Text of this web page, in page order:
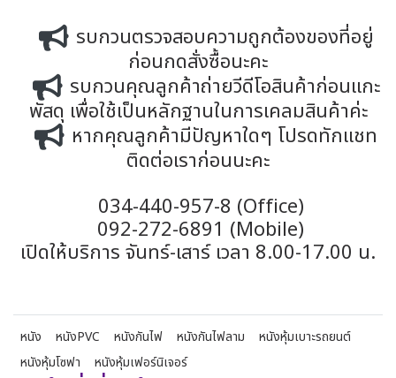
รบกวนตรวจสอบความถูกต้องของที่อยู่
ก่อนกดสั่งซื้อนะคะ
รบกวนคุณลูกค้าถ่ายวีดีโอสินค้าก่อนแกะ
พัสดุ เพื่อใช้เป็นหลักฐานในการเคลมสินค้าค่ะ
หากคุณลูกค้ามีปัญหาใดๆ โปรดทักแชท
ติดต่อเราก่อนนะคะ
034-440-957-8 (Office)
092-272-6891 (Mobile)
เปิดให้บริการ จันทร์-เสาร์ เวลา 8.00-17.00 น.
หนัง หนังPVC หนังกันไฟ หนังกันไฟลาม
หนังหุ้มเบาะรถยนต์
หนังหุ้มโซฟา
หนังหุ้มเฟอร์นิเจอร์